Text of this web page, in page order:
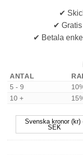
✔
✔
✔ Betala
ANTAL
5 - 9
10 +
Svenska kronor (kr)
SEK